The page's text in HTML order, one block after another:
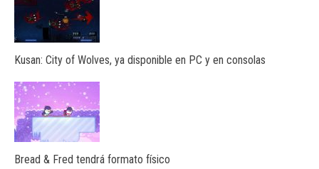
Kusan: City of Wolves, ya disponible en PC y en consolas
Bread & Fred tendrá formato físico